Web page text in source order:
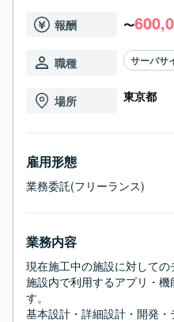
報酬 〜
職種 サーバサ
場所 東京都
雇用形態
業務委託(フリーランス)
業務内容
現在施工中の施設に対して
施設内で利用するアプリ・
す。
基本設計・詳細設計・開発